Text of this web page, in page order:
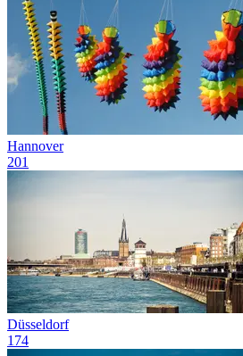
Hannover
201
Düsseldorf
174